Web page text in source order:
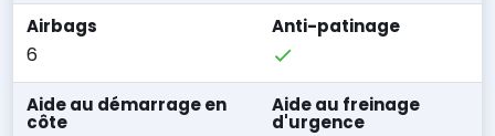
Airbags
6
Anti-patinage
Aide au démarrage en
côte
Aide au freinage
d'urgence